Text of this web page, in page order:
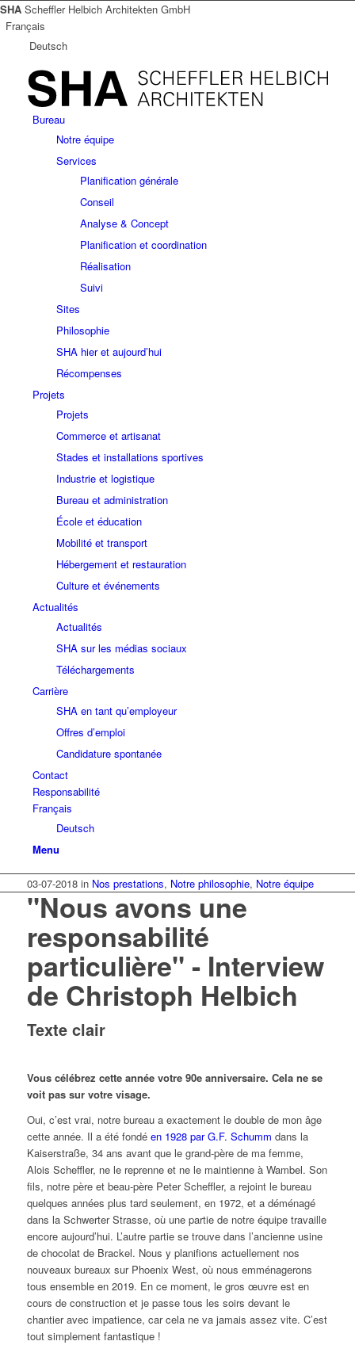
SHA Scheffler Helbich Architekten GmbH
Français
Deutsch
Bureau
Notre équipe
Services
Planification générale
Conseil
Analyse & Concept
Planification et coordination
Réalisation
Suivi
Sites
Philosophie
SHA hier et aujourd’hui
Récompenses
Projets
Projets
Commerce et artisanat
Stades et installations sportives
Industrie et logistique
Bureau et administration
École et éducation
Mobilité et transport
Hébergement et restauration
Culture et événements
Actualités
Actualités
SHA sur les médias sociaux
Téléchargements
Carrière
SHA en tant qu’employeur
Offres d’emploi
Candidature spontanée
Contact
Responsabilité
Français
Deutsch
Menu
03-07-2018in Nos prestations, Notre philosophie, Notre équipe
"Nous avons une
responsabilité
particulière" - Interview
de Christoph Helbich
Texte clair
Vous célébrez cette année votre 90e anniversaire. Cela ne se
voit pas sur votre visage.
Oui, c’est vrai, notre bureau a exactement le double de mon âge
cette année. Il a été fondé en 1928 par G.F. Schumm dans la
Kaiserstraße, 34 ans avant que le grand-père de ma femme,
Alois Scheffler, ne le reprenne et ne le maintienne à Wambel. Son
fils, notre père et beau-père Peter Scheffler, a rejoint le bureau
quelques années plus tard seulement, en 1972, et a déménagé
dans la Schwerter Strasse, où une partie de notre équipe travaille
encore aujourd’hui. L’autre partie se trouve dans l’ancienne usine
de chocolat de Brackel. Nous y planifions actuellement nos
nouveaux bureaux sur Phoenix West, où nous emménagerons
tous ensemble en 2019. En ce moment, le gros œuvre est en
cours de construction et je passe tous les soirs devant le
chantier avec impatience, car cela ne va jamais assez vite. C’est
tout simplement fantastique !